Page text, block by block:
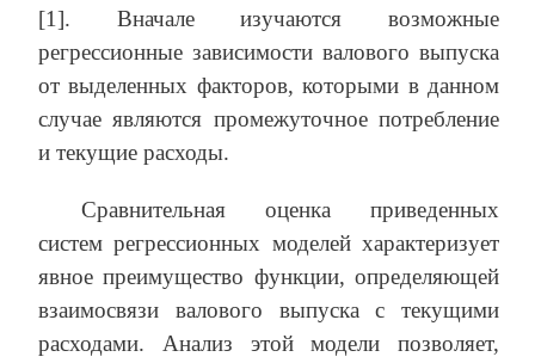
[1]. Вначале изучаются возможные
регрессионные зависимости валового выпуска
от выделенных факторов, которыми в данном
случае являются промежуточное потребление
и текущие расходы.
Сравнительная оценка приведенных
систем регрессионных моделей характеризует
явное преимущество функции, определяющей
взаимосвязи валового выпуска с текущими
расходами. Анализ этой модели позволяет,